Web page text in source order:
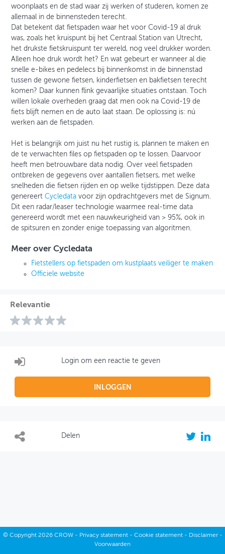
woonplaats en de stad waar zij werken of studeren, komen ze
allemaal in de binnensteden terecht.
Dat betekent dat fietspaden waar het voor Covid-19 al druk
was, zoals het kruispunt bij het Centraal Station van Utrecht,
het drukste fietskruispunt ter wereld, nog veel drukker worden.
Alleen hoe druk wordt het? En wat gebeurt er wanneer al die
snelle e-bikes en pedelecs bij binnenkomst in de binnenstad
tussen de gewone fietsen, kinderfietsen en bakfietsen terecht
komen? Daar kunnen flink gevaarlijke situaties ontstaan. Toch
willen lokale overheden graag dat men ook na Covid-19 de
fiets blijft nemen en de auto laat staan. De oplossing is: nú
werken aan de fietspaden.
Het is belangrijk om juist nu het rustig is, plannen te maken en
de te verwachten files op fietspaden op te lossen. Daarvoor
heeft men betrouwbare data nodig. Over veel fietspaden
ontbreken de gegevens over aantallen fietsers, met welke
snelheden die fietsen rijden en op welke tijdstippen. Deze data
genereert Cycledata voor zijn opdrachtgevers met de Signum.
Dit een radar/leaser technologie waarmee real-time data
genereerd wordt met een nauwkeurigheid van > 95%, ook in
de spitsuren en zonder enige toepassing van algoritmen.
Meer over Cycledata
Fietstellers op fietspaden om kustplaats veiliger te maken
Officiele website
Relevantie
Login om een reactie te geven
INLOGGEN
Delen
© Copyright2026 CROW - Privacy statement- Cookie statement- Disclaimer-
Voorwaarden